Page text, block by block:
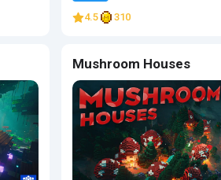
4.5 310
Mushroom Houses